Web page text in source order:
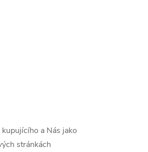
a Nás jako
stránkách